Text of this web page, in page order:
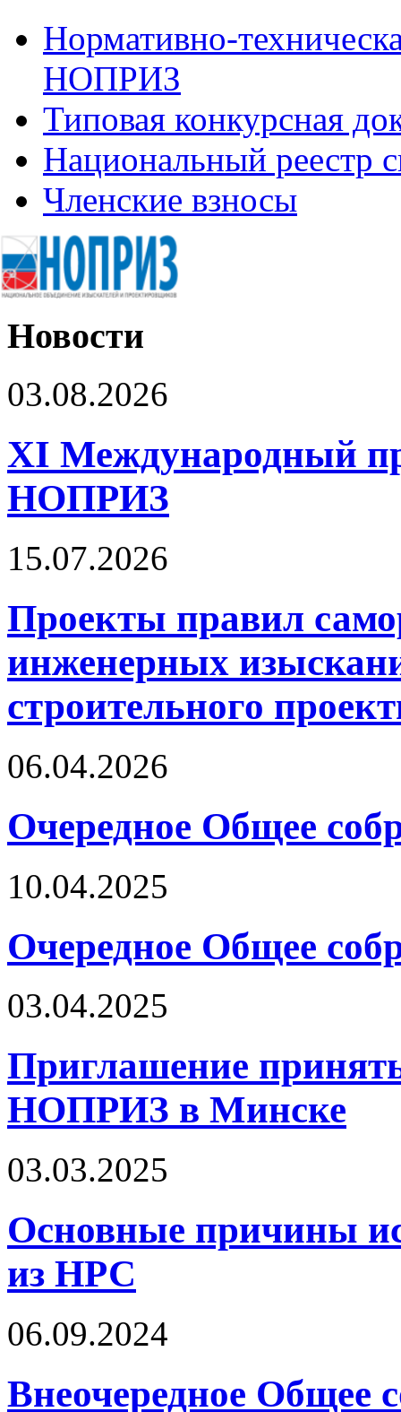
Нормативно-
НОПРИЗ
Типовая конкурсная
Национальный реестр
Членские взносы
Новости
03.08.2026
XI Международный
НОПРИЗ
15.07.2026
Проекты правил
инженерных
строительного
06.04.2026
Очередное Общее
10.04.2025
Очередное Общее
03.04.2025
Приглашение
НОПРИЗ в Минске
03.03.2025
Основные причины
из НРС
06.09.2024
Внеочередное Общее